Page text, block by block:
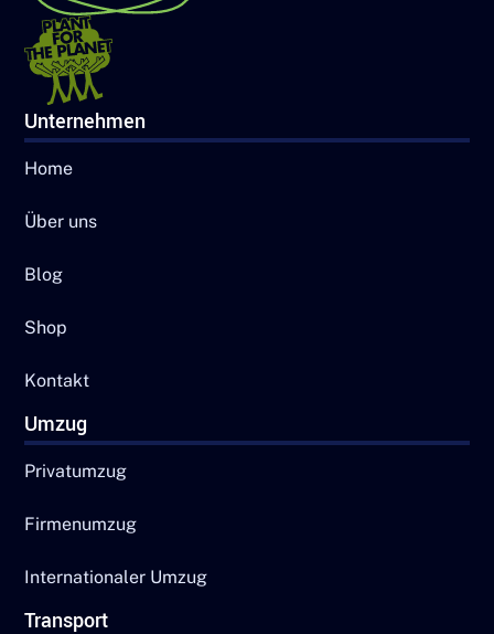
Unternehmen
Home
Über uns
Blog
Shop
Kontakt
Umzug
Privatumzug
Firmenumzug
Internationaler Umzug
Transport